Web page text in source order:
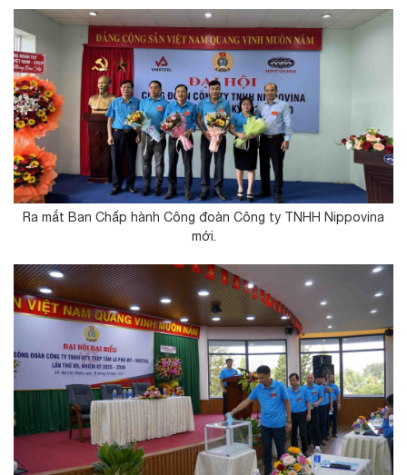
Ra mắt Ban Chấp hành Công đoàn Công ty TNHH Nippovina
mới.